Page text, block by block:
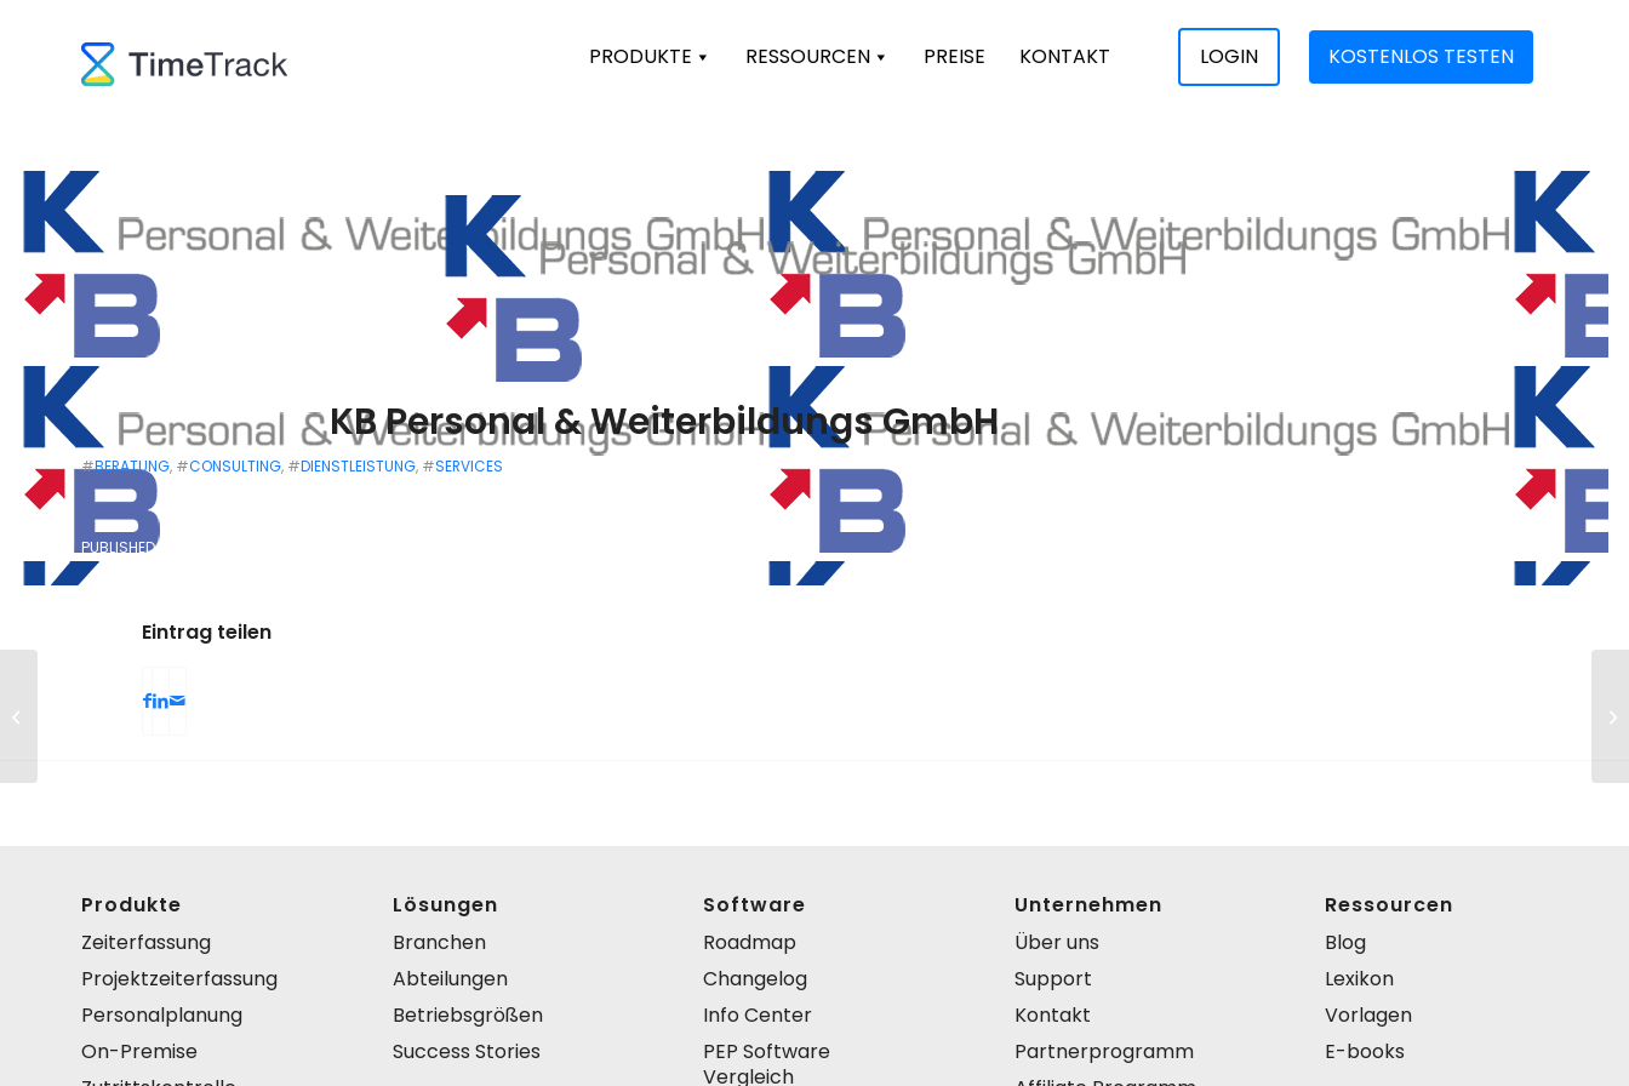
PRODUKTE RESSOURCEN PREISE KONTAKT LOGIN KOSTENLOS TESTEN
KB Personal & Weiterbildungs GmbH
#BERATUNG, #CONSULTING, #DIENSTLEISTUNG, #SERVICES
PUBLISHED: 6. MAI 2022
Eintrag teilen
Produkte
Zeiterfassung
Projektzeiterfassung
Personalplanung
On-Premise
Lösungen
Branchen
Abteilungen
Betriebsgrößen
Success Stories
Software
Roadmap
Changelog
Info Center
PEP Software
Vergleich
Unternehmen
Über uns
Support
Kontakt
Partnerprogramm
Ressourcen
Blog
Lexikon
Vorlagen
E-books
Daniel Helmut Pinger